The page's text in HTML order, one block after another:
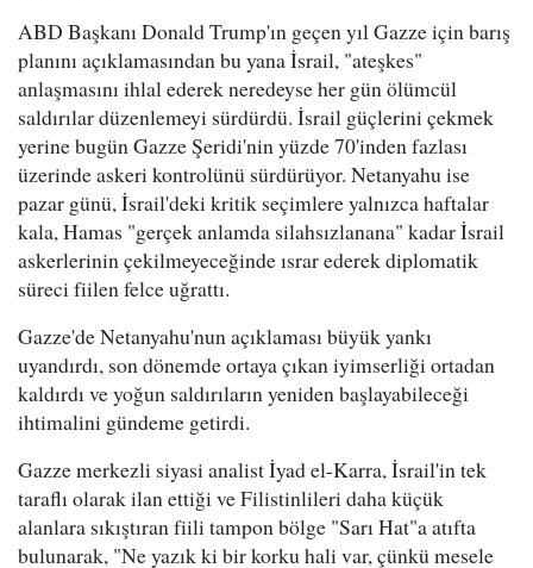
ABD Başkanı Donald Trump'ın geçen yıl Gazze için barış
planını açıklamasından bu yana İsrail, "ateşkes"
anlaşmasını ihlal ederek neredeyse her gün ölümcül
saldırılar düzenlemeyi sürdürdü. İsrail güçlerini çekmek
yerine bugün Gazze Şeridi'nin yüzde 70'inden fazlası
üzerinde askeri kontrolünü sürdürüyor. Netanyahu ise
pazar günü, İsrail'deki kritik seçimlere yalnızca haftalar
kala, Hamas "gerçek anlamda silahsızlanana" kadar İsrail
askerlerinin çekilmeyeceğinde ısrar ederek diplomatik
süreci fiilen felce uğrattı.
Gazze'de Netanyahu'nun açıklaması büyük yankı
uyandırdı, son dönemde ortaya çıkan iyimserliği ortadan
kaldırdı ve yoğun saldırıların yeniden başlayabileceği
ihtimalini gündeme getirdi.
Gazze merkezli siyasi analist İyad el-Karra, İsrail'in tek
taraflı olarak ilan ettiği ve Filistinlileri daha küçük
alanlara sıkıştıran fiili tampon bölge "Sarı Hat"a atıfta
bulunarak, "Ne yazık ki bir korku hali var, çünkü mesele